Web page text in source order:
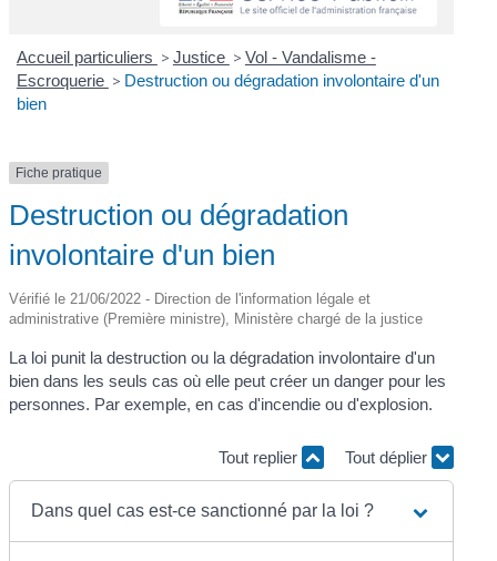
Accueil particuliers > Justice > Vol - Vandalisme -
Escroquerie > Destruction ou dégradation involontaire d'un
bien
Fiche pratique
Destruction ou dégradation
involontaire d'un bien
Vérifié le 21/06/2022 - Direction de l'information légale et
administrative (Première ministre), Ministère chargé de la justice
La loi punit la destruction ou la dégradation involontaire d'un
bien dans les seuls cas où elle peut créer un danger pour les
personnes. Par exemple, en cas d'incendie ou d'explosion.
Tout replier Tout déplier
Dans quel cas est-ce sanctionné par la loi ?